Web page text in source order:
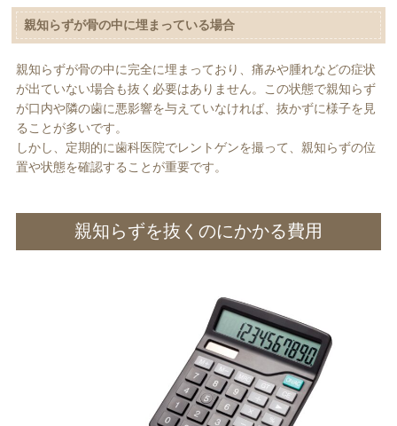
親知らずが骨の中に埋まっている場合
親知らずが骨の中に完全に埋まっており、痛みや腫れなどの症状
が出ていない場合も抜く必要はありません。この状態で親知らず
が口内や隣の歯に悪影響を与えていなければ、抜かずに様子を見
ることが多いです。
しかし、定期的に歯科医院でレントゲンを撮って、親知らずの位
置や状態を確認することが重要です。
親知らずを抜くのにかかる費用